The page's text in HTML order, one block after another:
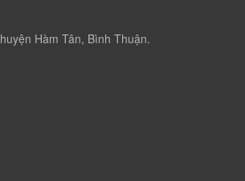
Hàm Tân, Bình Thuận.